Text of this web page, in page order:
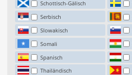
Schottisch-Gälisch
Serbisch
Slowakisch
Somali
Spanisch
Thailändisch